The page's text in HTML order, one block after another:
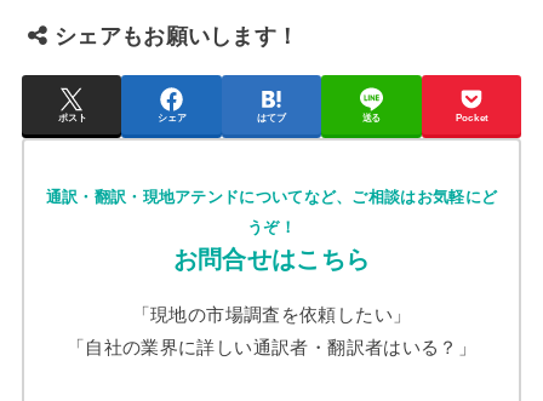
シェアもお願いします！
ポスト シェア はてブ 送る Pocket
通訳・翻訳・現地アテンドについてなど、ご相談はお気軽にど
うぞ！
お問合せはこちら
「現地の市場調査を依頼したい」
「自社の業界に詳しい通訳者・翻訳者はいる？」